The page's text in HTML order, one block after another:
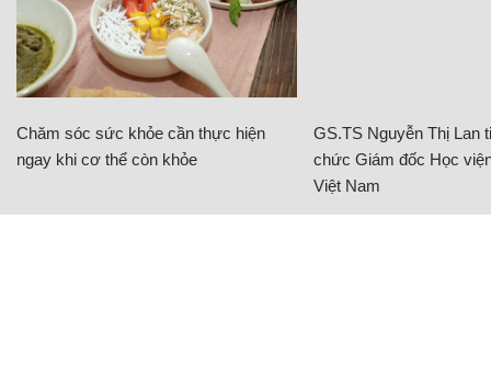
Chăm sóc sức khỏe cần thực hiện
ngay khi cơ thể còn khỏe
GS.TS Nguyễn Thị Lan
chức Giám đốc Học
Việt Nam